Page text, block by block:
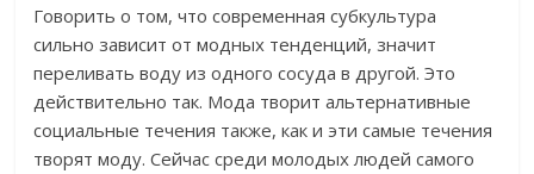
Говорить о том, что современная субкультура
сильно зависит от модных тенденций, значит
переливать воду из одного сосуда в другой. Это
действительно так. Мода творит альтернативные
социальные течения также, как и эти самые течения
творят моду. Сейчас среди молодых людей самого